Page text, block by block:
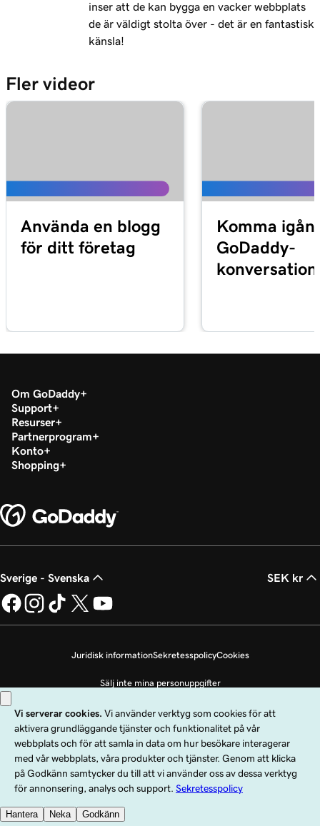
inser att de kan bygga en vacker webbplats
de är väldigt stolta över - det är en fantastisk
känsla!
Fler videor
Använda en blogg
för ditt företag
Komma
GoDaddy-
Om GoDaddy
Support
Resurser
Partnerprogram
Konto
Shopping
Sverige - Svenska SEK kr
Juridisk informationSekretesspolicyCookies
Sälj inte mina personuppgifter
Copyright © 1999 - 2026 GoDaddy Operating Company, LLC. Med ensamrätt.
Ordmärket GoDaddy är ett registrerat varumärke som tillhör GoDaddy
registrerat varumärke som tillhör GoDaddy.com, LLC i USA.
Användning av den här webbplatsen omfattas av användarvillkoren. Genom att
använda den här webbplatsen samtycker du till att omfattas av dessa
användningsvillkor